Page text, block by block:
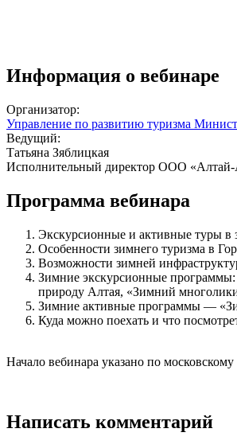
Информация о вебинаре
Организатор:
Управление по развитию туризма
Ведущий:
Татьяна Зяблицкая
Исполнительный директор ООО «Алтай-
Программа вебинара
Экскурсионные и активные туры
Особенности зимнего туризма в
Возможности зимней
Зимние экскурсионные
природу Алтая, «Зимний
Зимние активные программы —
Куда можно поехать и что
Начало вебинара указано по
Написать комментарий